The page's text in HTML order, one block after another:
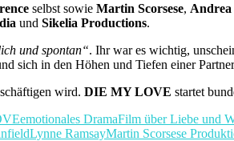
selbst sowie Martin Scorsese,
und Sikelia Productions.
und spontan“. Ihr war es wichtig,
sich in den Höhen und Tiefen einer
wird. DIE MY LOVE startet
emotionales DramaFilm über Liebe und
Lynne RamsayMartin Scorsese